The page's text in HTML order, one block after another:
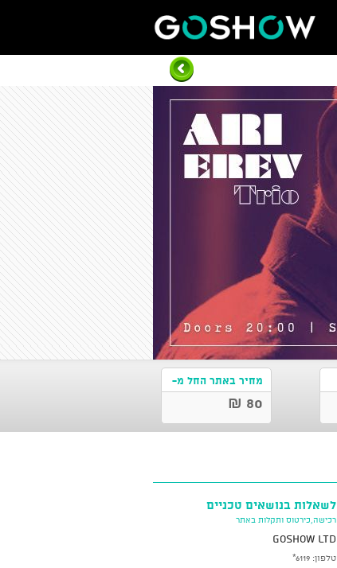
מחיר באתר החל מ-
80 ₪
לשאלות בנושאים טכניים
רכישה,כירטוס ותקלות באתר
GoShow LTD
טלפון: *6119